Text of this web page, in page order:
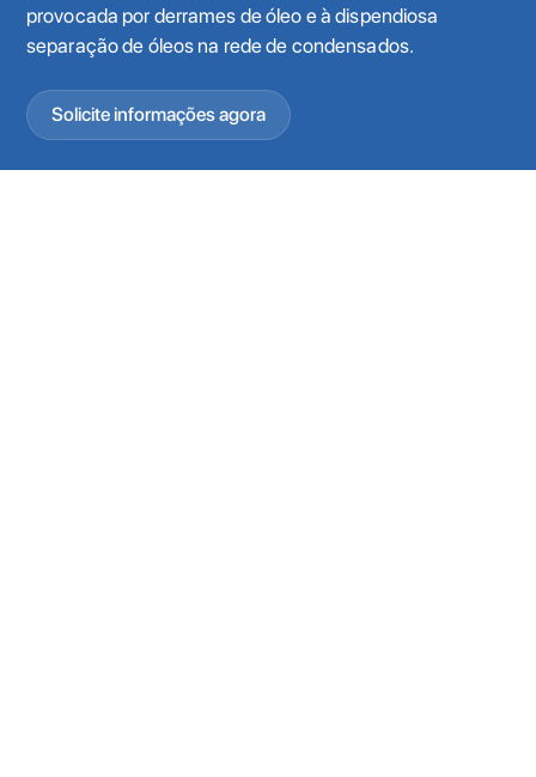
provocada por derrames de óleo e à dispendiosa
separação de óleos na rede de condensados.
Solicite informações agora